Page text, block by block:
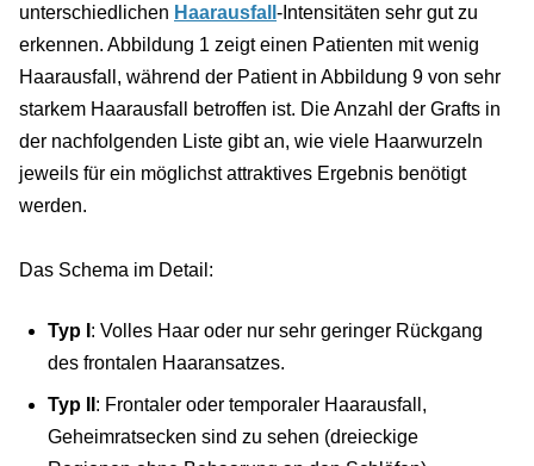
unterschiedlichen Haarausfall -Intensitäten sehr gut zu
erkennen. Abbildung 1 zeigt einen Patienten mit wenig
Haarausfall, während der Patient in Abbildung 9 von sehr
starkem Haarausfall betroffen ist. Die Anzahl der Grafts in
der nachfolgenden Liste gibt an, wie viele Haarwurzeln
jeweils für ein möglichst attraktives Ergebnis benötigt
werden.
Das Schema im Detail:
Typ I : Volles Haar oder nur sehr geringer Rückgang
des frontalen Haaransatzes.
Typ II : Frontaler oder temporaler Haarausfall,
Geheimratsecken sind zu sehen (dreieckige